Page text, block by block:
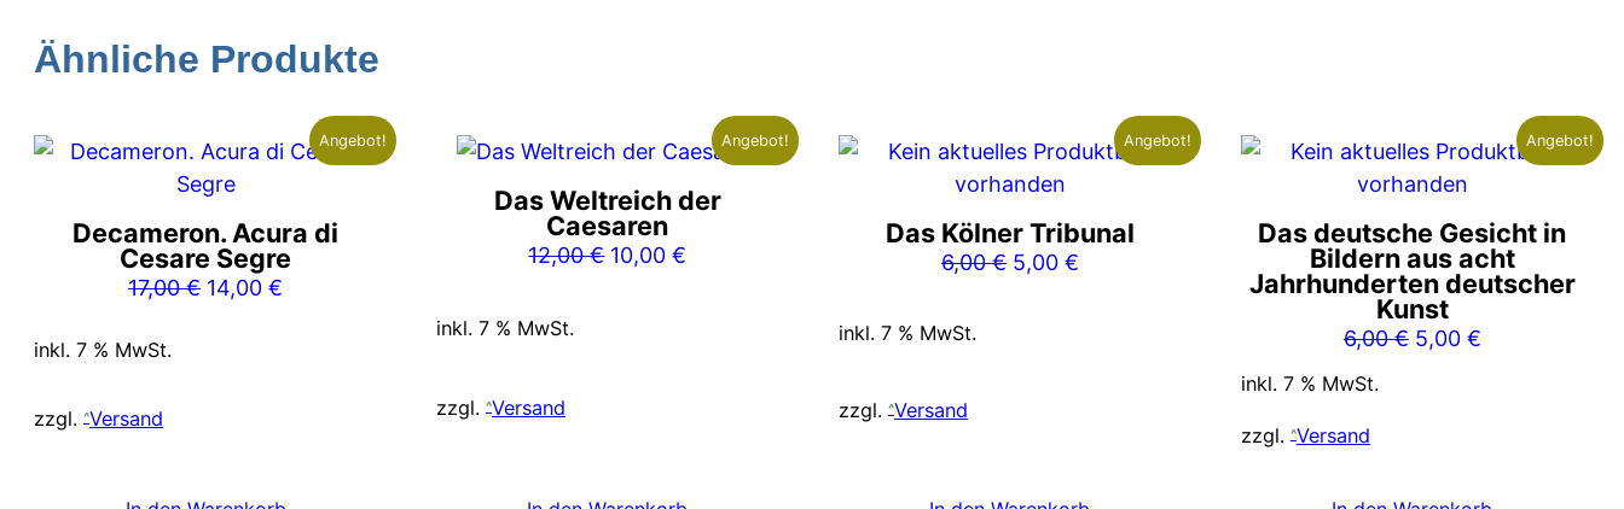
Ähnliche Produkte
Angebot!
Decameron. Acura di
Cesare Segre
17,00€ Ursprünglicher
14,00 €
inkl. 7 % MwSt.
zzgl. Versand
Angebot!
Das Weltreich der
Caesaren
12,00€ Ursprünglicher
10,00€
inkl. 7 % MwSt.
zzgl. Versand
Angebot!
Das Kölner Tribunal
6,00€ Ursprünglicher
5,00 €Aktueller
inkl. 7 % MwSt.
zzgl. Versand
Angebot!
Das deutsche Gesicht in
Bildern aus acht
Jahrhunderten deutscher
Kunst
6,00€ Ursprünglicher
5,00 €Aktueller
inkl. 7 % MwSt.
zzgl. Versand